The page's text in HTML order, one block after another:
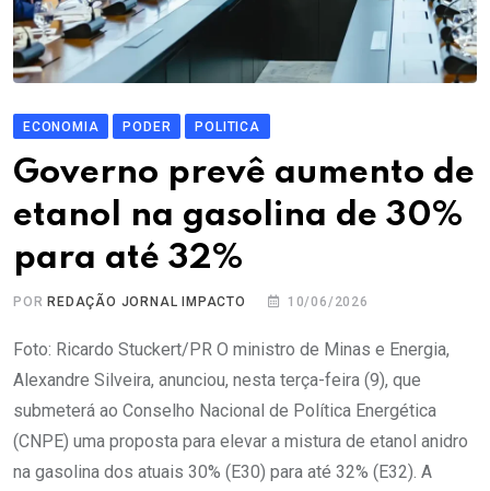
ECONOMIA PODER POLITICA
Governo prevê aumento de
etanol na gasolina de 30%
para até 32%
POR REDAÇÃO JORNAL IMPACTO 10/06/2026
Foto: Ricardo Stuckert/PR O ministro de Minas e Energia,
Alexandre Silveira, anunciou, nesta terça-feira (9), que
submeterá ao Conselho Nacional de Política Energética
(CNPE) uma proposta para elevar a mistura de etanol anidro
na gasolina dos atuais 30% (E30) para até 32% (E32). A